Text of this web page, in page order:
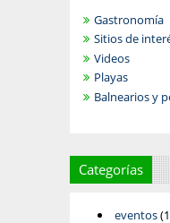
Gastronomía
Sitios de
Videos
Playas
Balnearios y
Categorías
eventos